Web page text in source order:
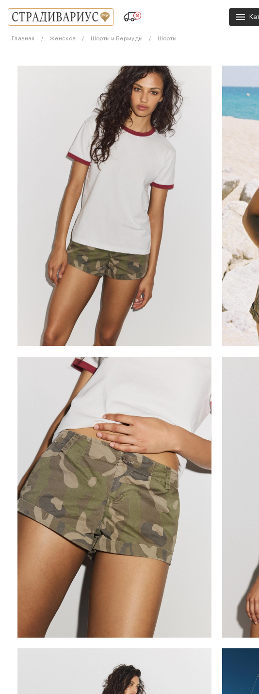
8
Главная Женское Шорты и Бермуды Шорты